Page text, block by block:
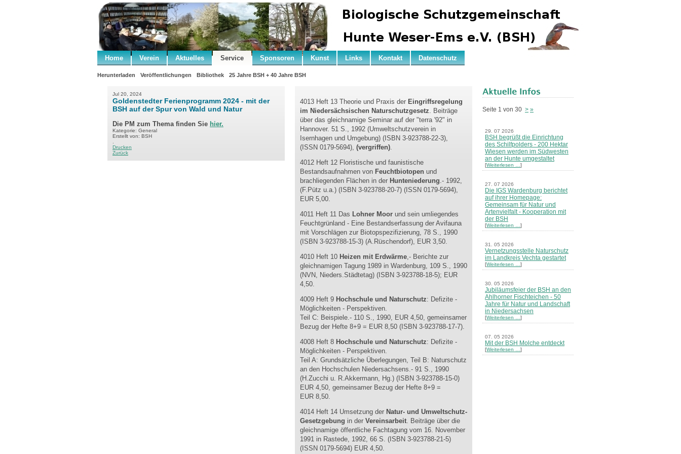
Home Verein Aktuelles Service Sponsoren Kunst Links Kontakt Datenschutz
Herunterladen Veröffentlichungen Bibliothek 25 Jahre BSH + 40 Jahre BSH
Jul 20, 2024
Goldenstedter Ferienprogramm 2024 - mit der
BSH auf der Spur von Wald und Natur
Die PM zum Thema finden Sie hier.
Kategorie: General
Erstellt von: BSH
Drucken
Zurück
4013 Heft 13 Theorie und Praxis der Eingriffsregelung
im Niedersächsischen Naturschutzgesetz. Beiträge
über das gleichnamige Seminar auf der "terra '92" in
Hannover. 51 S., 1992 (Umweltschutzverein in
Isernhagen und Umgebung) (ISBN 3-923788-22-3),
(ISSN 0179-5694), (vergriffen).
4012 Heft 12 Floristische und faunistische
Bestandsaufnahmen von Feuchtbiotopen und
brachliegenden Flächen in der Hunteniederung.- 1992,
(F.Pütz u.a.) (ISBN 3-923788-20-7) (ISSN 0179-5694),
EUR 5,00.
4011 Heft 11 Das Lohner Moor und sein umliegendes
Feuchtgrünland - Eine Bestandserfassung der Avifauna
mit Vorschlägen zur Biotopspezifizierung, 78 S., 1990
(ISBN 3-923788-15-3) (A.Rüschendorf), EUR 3,50.
4010 Heft 10 Heizen mit Erdwärme,- Berichte zur
gleichnamigen Tagung 1989 in Wardenburg, 109 S., 1990
(NVN, Nieders.Städtetag) (ISBN 3-923788-18-5); EUR
4,50.
4009 Heft 9 Hochschule und Naturschutz: Defizite -
Möglichkeiten - Perspektiven.
Teil C: Beispiele.- 110 S., 1990, EUR 4,50, gemeinsamer
Bezug der Hefte 8+9 = EUR 8,50 (ISBN 3-923788-17-7).
4008 Heft 8 Hochschule und Naturschutz: Defizite -
Möglichkeiten - Perspektiven.
Teil A: Grundsätzliche Überlegungen, Teil B: Naturschutz
an den Hochschulen Niedersachsens.- 91 S., 1990
(H.Zucchi u. R.Akkermann, Hg.) (ISBN 3-923788-15-0)
EUR 4,50, gemeinsamer Bezug der Hefte 8+9 =
EUR 8,50.
4014 Heft 14 Umsetzung der Natur- und Umweltschutz-
Gesetzgebung in der Vereinsarbeit. Beiträge über die
gleichnamige öffentliche Fachtagung vom 16. November
1991 in Rastede, 1992, 66 S. (ISBN 3-923788-21-5)
(ISSN 0179-5694) EUR 4,50.
Seite 1 von 30 > »
29. 07 2026
BSH begrüßt die Einrichtung
des Schilfpolders - 200 Hektar
Wiesen werden im Südwesten
an der Hunte umgestaltet
[Weiterlesen … ]
27. 07 2026
Die IGS Wardenburg berichtet
auf ihrer Homepage:
Gemeinsam für Natur und
Artenvielfalt - Kooperation mit
der BSH
[Weiterlesen … ]
31. 05 2026
Vernetzungsstelle Naturschutz
im Landkreis Vechta gestartet
[Weiterlesen … ]
30. 05 2026
Jubiläumsfeier der BSH an den
Ahlhorner Fischteichen - 50
Jahre für Natur und Landschaft
in Niedersachsen
[Weiterlesen … ]
07. 05 2026
Mit der BSH Molche entdeckt
[Weiterlesen … ]